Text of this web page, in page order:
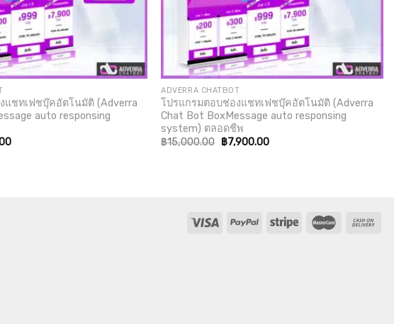
แชทเฟชบุ๊คอัตโนมัติ (Adverra
auto responsing
Current
ADVERRA CHATBOT
โปรแกรมตอบช่องแชทเฟชบุ๊คอัตโนมัติ (Adverra
Chat Bot BoxMessage auto responsing
system) ตลอดชีพ
฿15,000.00 Original
฿7,900.00Current